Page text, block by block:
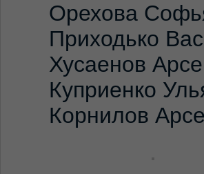
Орехова
Приходько
Хусаенов
Куприенко
Корнилов